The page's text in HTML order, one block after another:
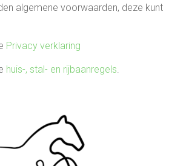
algemene voorwaarden, deze kunt
Privacy verklaring
huis-, stal- en rijbaanregels.